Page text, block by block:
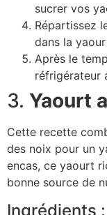
sucrer vos
Répartissez
dans la
Après le
réfrigérateur
3. Yaourt
Cette recette
des noix pour un
encas, ce yaourt
bonne source de
Ingrédients :